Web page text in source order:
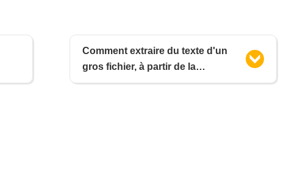
Comment extraire du texte d'un
gros fichier, à partir de la
première occurrence d'une